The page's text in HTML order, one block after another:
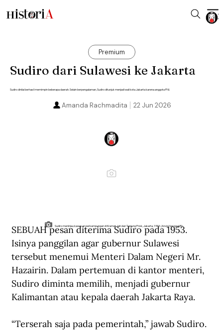
Premium
Sudiro dari Sulawesi ke Jakarta
Sudiro dinilai berhasil memimpin beberapa daerah. Selain berpengalaman, Sudiro ditunjuk menjadi wali kota Jakarta karena anggota PNI.
22 Jun 2026
Amanda Rachmadita
Sudiro meninjau kawasan perkampungan di Kramat Jati dan Tanjung Priok, Jakarta, 1953. (Arsip Nasional RI).
SEBUAH pesan diterima Sudiro pada 1953.
Isinya panggilan agar gubernur Sulawesi
tersebut menemui Menteri Dalam Negeri Mr.
Hazairin. Dalam pertemuan di kantor menteri,
Sudiro diminta memilih, menjadi gubernur
Kalimantan atau kepala daerah Jakarta Raya.
“Terserah saja pada pemerintah,” jawab Sudiro.